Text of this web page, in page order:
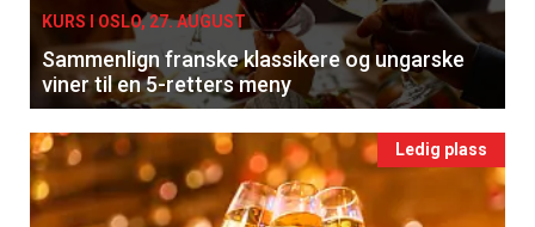
KURS I OSLO, 27. AUGUST
Sammenlign franske klassikere og ungarske
viner til en 5-retters meny
Ledig plass